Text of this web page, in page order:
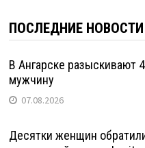
ПОСЛЕДНИЕ НОВОСТИ
В Ангарске разыскивают
мужчину
07.08.2026
Десятки женщин